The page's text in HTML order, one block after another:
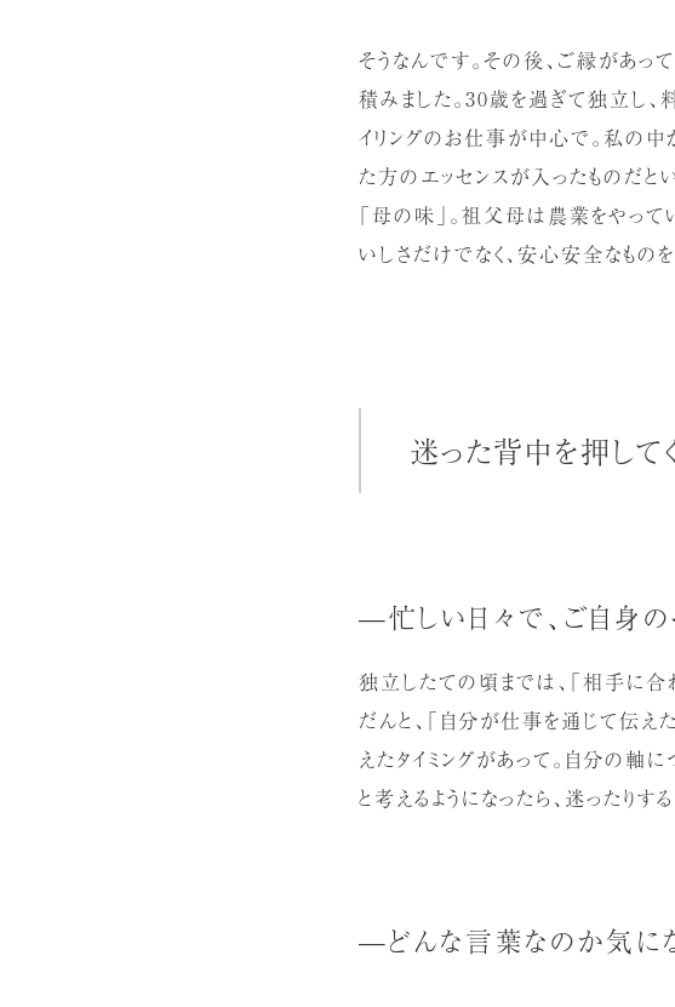
そうなんです。その後、ご縁があって
積みました。30歳を過ぎて独立し、
イリングのお仕事が中心で。私の中
た方のエッセンスが入ったものだと
「母の味」。祖父母は農業をやっ
いしさだけでなく、安心安全なもの
迷った背中を押して
—忙しい日々で、ご自身の
独立したての頃までは、「相手に合
だんと、「自分が仕事を通じて伝え
えたタイミングがあって。自分の軸
と考えるようになったら、迷ったりす
—どんな言葉なのか気にな